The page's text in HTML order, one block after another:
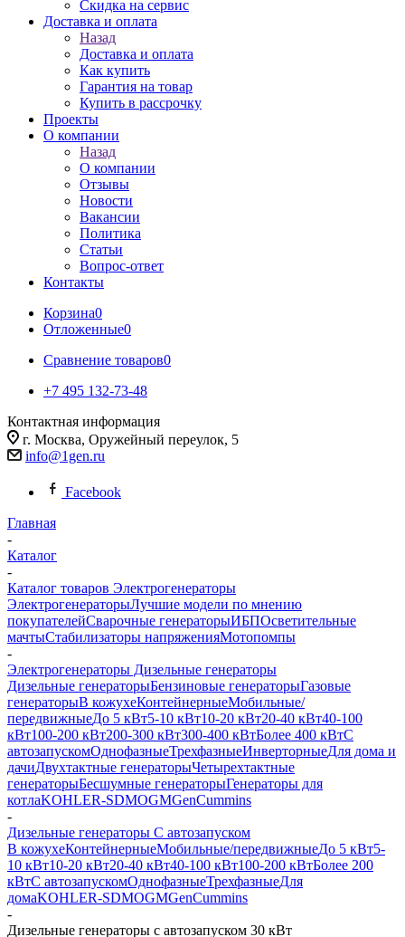
Скидка на сервис
Доставка и оплата
Назад
Доставка и оплата
Как купить
Гарантия на товар
Купить в рассрочку
Проекты
О компании
Назад
О компании
Отзывы
Новости
Вакансии
Политика
Статьи
Вопрос-ответ
Контакты
Корзина0
Отложенные0
Сравнение товаров0
+7 495 132-73-48
Контактная информация
г. Москва, Оружейный переулок, 5
info@1gen.ru
Facebook
Главная
-
Каталог
-
Каталог товаров Электрогенераторы
ЭлектрогенераторыЛучшие модели по мнению
покупателейСварочные генераторыИБПОсветительные
мачтыСтабилизаторы напряженияМотопомпы
-
Электрогенераторы Дизельные генераторы
Дизельные генераторыБензиновые генераторыГазовые
генераторыВ кожухеКонтейнерныеМобильные/
передвижныеДо 5 кВт5-10 кВт10-20 кВт20-40 кВт40-100
кВт100-200 кВт200-300 кВт300-400 кВтБолее 400 кВтС
автозапускомОднофазныеТрехфазныеИнверторныеДля дома и
дачиДвухтактные генераторыЧетырехтактные
генераторыБесшумные генераторыГенераторы для
котлаKOHLER-SDMOGMGenCummins
-
Дизельные генераторы С автозапуском
В кожухеКонтейнерныеМобильные/передвижныеДо 5 кВт5-
10 кВт10-20 кВт20-40 кВт40-100 кВт100-200 кВтБолее 200
кВтС автозапускомОднофазныеТрехфазныеДля
домаKOHLER-SDMOGMGenCummins
-
Дизельные генераторы с автозапуском 30 кВт